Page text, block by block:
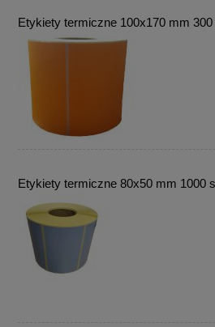
Etykiety termiczne 100x170 mm
Etykiety termiczne 80x50 mm 1000